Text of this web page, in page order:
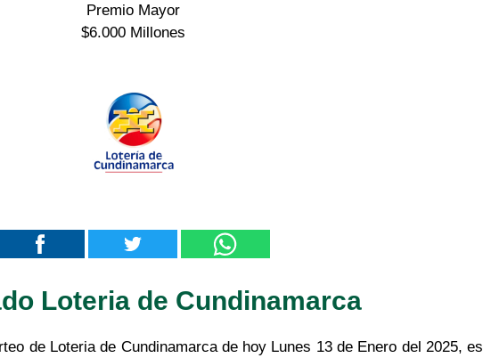
Premio Mayor
$6.000 Millones
Loteria de Cundinamarca
de Loteria de Cundinamarca de hoy Lunes 13 de Enero del 2025, es